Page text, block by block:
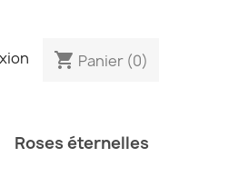
shopping_cart Panier (0)
Roses éternelles